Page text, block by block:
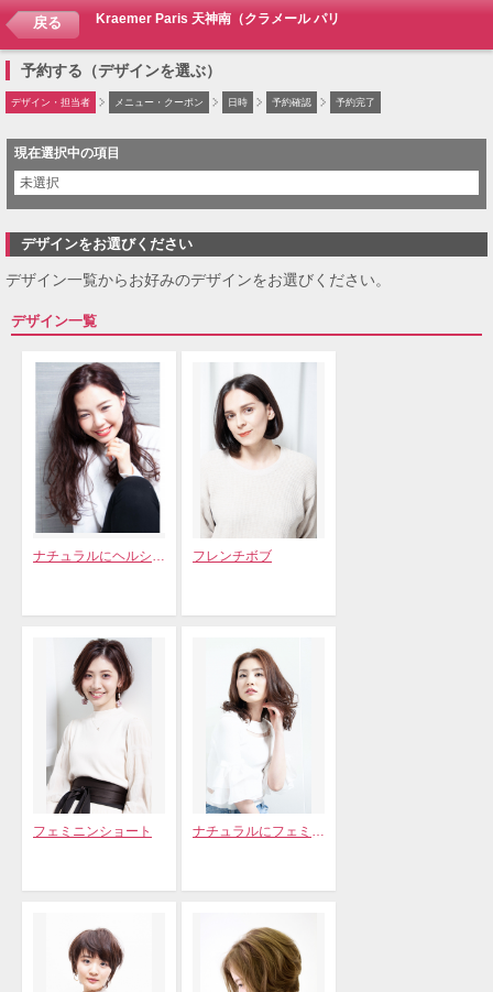
戻る Kraemer Paris 天神南（クラメール パリ）
予約する（デザインを選ぶ）
デザイン・担当者 メニュー・クーポン 日時 予約確認 予約完了
現在選択中の項目
未選択
デザインをお選びください
デザイン一覧からお好みのデザインをお選びください。
デザイン一覧
ナチュラルにヘルシーロング フレンチボブ
フェミニンショート ナチュラルにフェミニンに